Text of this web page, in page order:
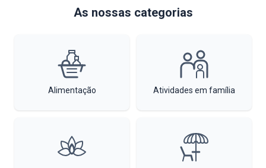
As nossas categorias
Alimentação Atividades em família